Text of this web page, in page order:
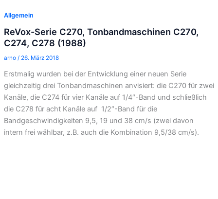
Allgemein
ReVox-Serie C270, Tonbandmaschinen C270,
C274, C278 (1988)
arno / 26. März 2018
Erstmalig wurden bei der Entwicklung einer neuen Serie
gleichzeitig drei Tonbandmaschinen anvisiert: die C270 für zwei
Kanäle, die C274 für vier Kanäle auf 1/4″-Band und schließlich
die C278 für acht Kanäle auf 1/2″-Band für die
Bandgeschwindigkeiten 9,5, 19 und 38 cm/s (zwei davon
intern frei wählbar, z.B. auch die Kombination 9,5/38 cm/s).